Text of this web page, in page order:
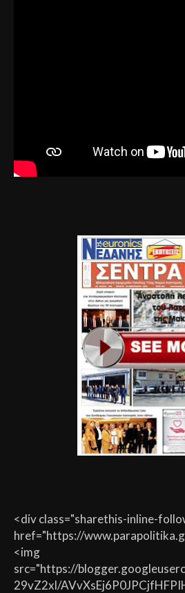
<div class="sharethis-inline-
href="https://
<img
src="https://
29vZ2xl/